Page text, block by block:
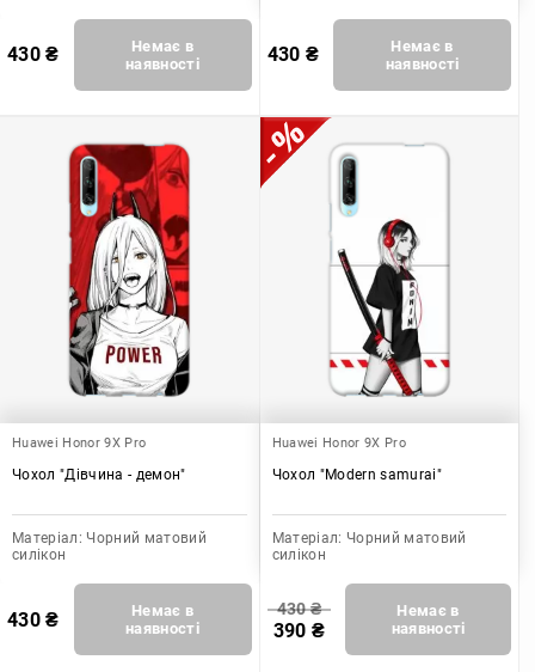
430₴
Немає в
наявності
430 ₴
Немає в
наявності
Huawei Honor 9X Pro
Чохол "Дівчина - демон"
Матеріал: Чорний матовий
силікон
430₴
Немає в
наявності
Huawei Honor 9X Pro
Чохол "Modern samurai"
Матеріал: Чорний матовий
силікон
430₴
390 ₴
Немає в
наявності